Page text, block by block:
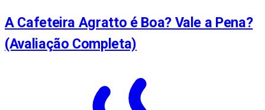
A Cafeteira Agratto é Boa? Vale a Pena?
(Avaliação Completa)